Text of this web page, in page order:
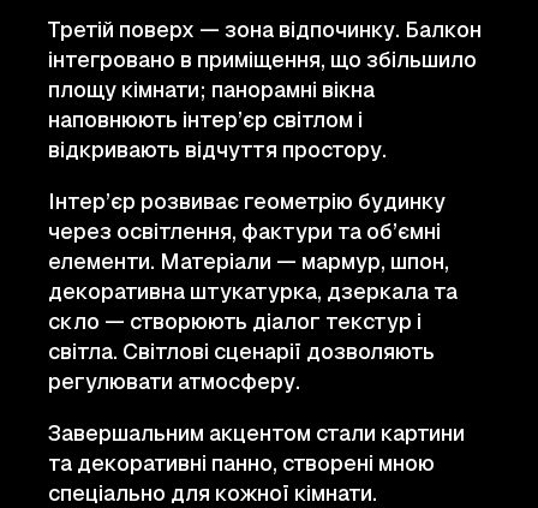
Третій поверх — зона відпочинку. Балкон
інтегровано в приміщення, що збільшило
площу кімнати; панорамні вікна
наповнюють інтер’єр світлом і
відкривають відчуття простору.
Інтер’єр розвиває геометрію будинку
через освітлення, фактури та об’ємні
елементи. Матеріали — мармур, шпон,
декоративна штукатурка, дзеркала та
скло — створюють діалог текстур і
світла. Світлові сценарії дозволяють
регулювати атмосферу.
Завершальним акцентом стали картини
та декоративні панно, створені мною
спеціально для кожної кімнати.